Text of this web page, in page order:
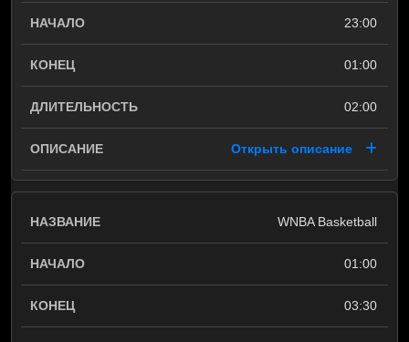
23:00
01:00
02:00
Открыть описание
WNBA Basketball
01:00
03:30